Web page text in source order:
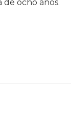
ocho años.